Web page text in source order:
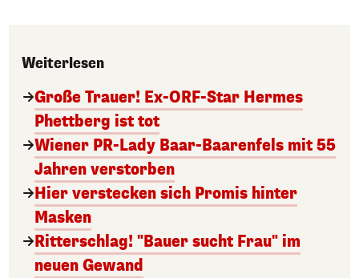
Weiterlesen
Große Trauer! Ex-ORF-Star Hermes
Phettberg ist tot
Wiener PR-Lady Baar-Baarenfels mit 55
Jahren verstorben
Hier verstecken sich Promis hinter
Masken
Ritterschlag! "Bauer sucht Frau" im
neuen Gewand